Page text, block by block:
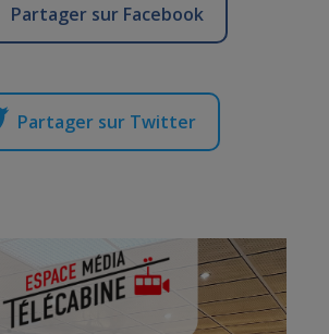
Partager sur Facebook
Partager sur Twitter